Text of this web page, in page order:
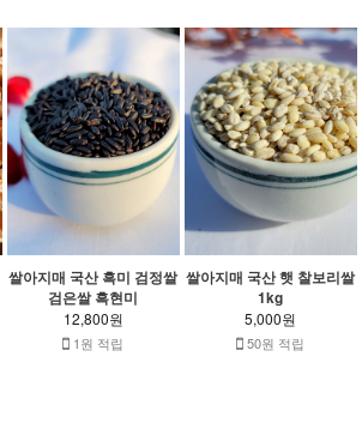
쌀아지매 국산 흑미 검정쌀
검은쌀 흑현미
12,800원
1원 적립
쌀아지매 국산 햇 찰보리쌀
1kg
5,000원
50원 적립